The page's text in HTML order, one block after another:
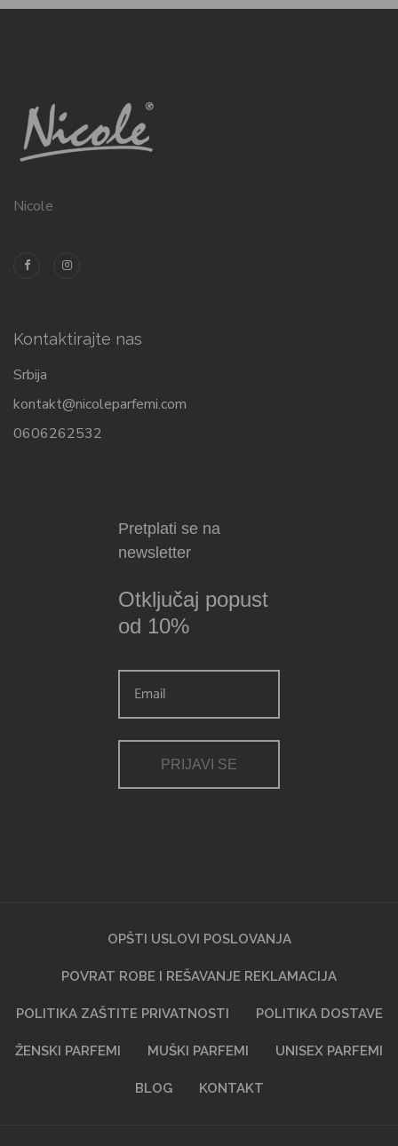
Nicole
Kontaktirajte nas
Srbija
kontakt@nicoleparfemi.com
0606262532
Pretplati se na
newsletter
Otključaj popust
od 10%
PRIJAVI SE
OPŠTI USLOVI POSLOVANJA
POVRAT ROBE I REŠAVANJE REKLAMACIJA
POLITIKA ZAŠTITE PRIVATNOSTI POLITIKA DOSTAVE
ŽENSKI PARFEMI MUŠKI PARFEMI UNISEX PARFEMI
BLOG KONTAKT